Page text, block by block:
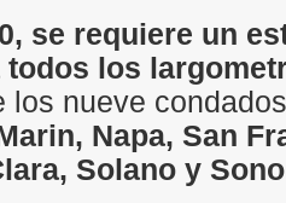
se requiere un
todos los
los nueve
Napa, San
Solano y